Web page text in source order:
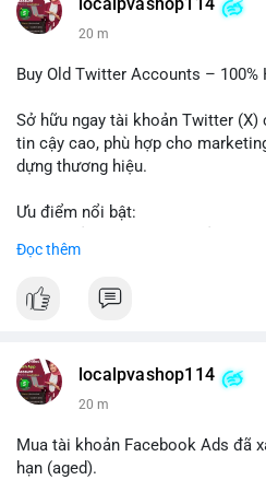
#vlikevn #titanbot
📰 Nguồn: Cointelegraph
localpvashop114
20 m
Buy Old Twitter Accounts – 100%
Sở hữu ngay tài khoản Twitter
tin cậy cao, phù hợp cho
dựng thương hiệu.
Ưu điểm nổi bật:
- Hồ sơ hoàn chỉnh, giảm nguy cơ
✈️ Telegram: @localpvashop
📧 Email: localpvashop@gmail.com
Đọc thêm
localpvashop114
20 m
Mua tài khoản Facebook Ads đã
hạn (aged).